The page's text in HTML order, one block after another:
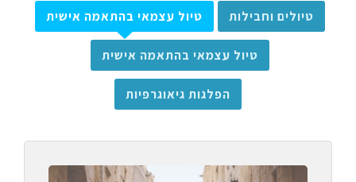
טיולים וחבילות טיול עצמאי בהתאמה אישית
טיול עצמאי בהתאמה אישית
הפלגות גיאוגרפיות